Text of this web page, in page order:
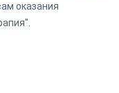
оказания